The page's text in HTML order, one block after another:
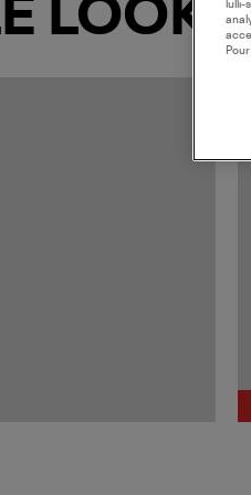
LOOK
lulli-